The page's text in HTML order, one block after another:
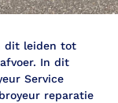
dit leiden tot
In dit
Service
reparatie